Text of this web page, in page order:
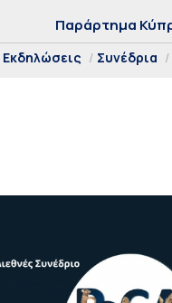
Παράρτημα
Εκδηλώσεις Συνέδρια